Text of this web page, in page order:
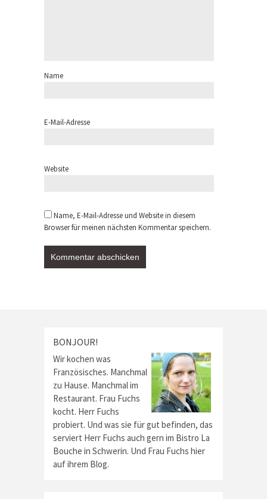
Name
E-Mail-Adresse
Website
Name, E-Mail-Adresse und Website in diesem
Browser für meinen nächsten Kommentar speichern.
BONJOUR!
Wir kochen was
Französisches. Manchmal
zu Hause. Manchmal im
Restaurant. Frau Fuchs
kocht. Herr Fuchs
probiert. Und was sie für gut befinden, das
serviert Herr Fuchs auch gern im Bistro La
Bouche in Schwerin. Und Frau Fuchs hier
auf ihrem Blog.